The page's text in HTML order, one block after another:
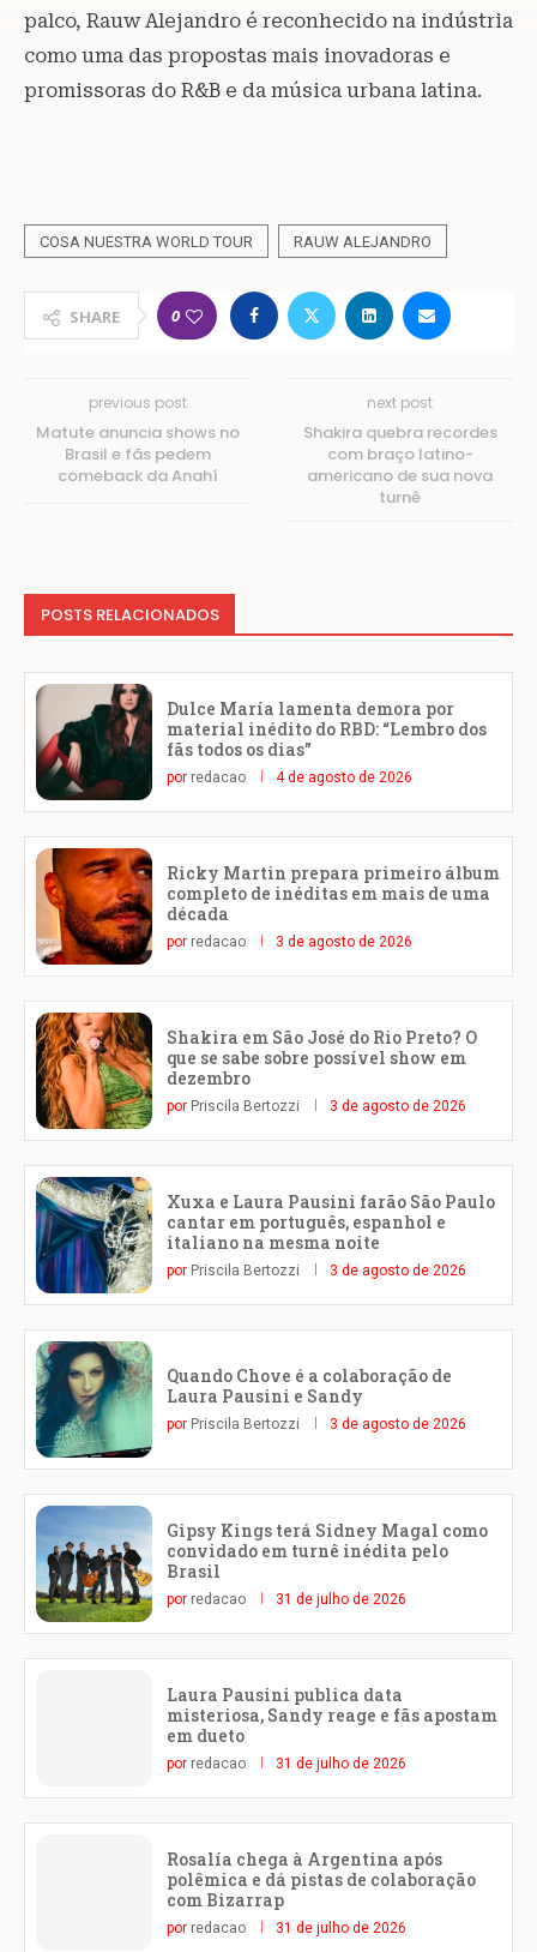
palco, Rauw Alejandro é reconhecido na indústria
como uma das propostas mais inovadoras e
promissoras do R&B e da música urbana latina.
COSA NUESTRA WORLD TOUR RAUW ALEJANDRO
SHARE 0
previous post
Matute anuncia shows no
Brasil e fãs pedem
comeback da Anahí
next post
Shakira quebra recordes
com braço latino-
americano de sua nova
turnê
POSTS RELACIONADOS
Dulce María lamenta demora por
material inédito do RBD: “Lembro dos
fãs todos os dias”
por redacao 4 de agosto de 2026
Ricky Martin prepara primeiro álbum
completo de inéditas em mais de uma
década
por redacao 3 de agosto de 2026
Shakira em São José do Rio Preto? O
que se sabe sobre possível show em
dezembro
por Priscila Bertozzi 3 de agosto de 2026
Xuxa e Laura Pausini farão São Paulo
cantar em português, espanhol e
italiano na mesma noite
por Priscila Bertozzi 3 de agosto de 2026
Quando Chove é a colaboração de
Laura Pausini e Sandy
por Priscila Bertozzi 3 de agosto de 2026
Gipsy Kings terá Sidney Magal como
convidado em turnê inédita pelo
Brasil
por redacao 31 de julho de 2026
Laura Pausini publica data
misteriosa, Sandy reage e fãs apostam
em dueto
por redacao 31 de julho de 2026
Rosalía chega à Argentina após
polêmica e dá pistas de colaboração
com Bizarrap
por redacao 31 de julho de 2026